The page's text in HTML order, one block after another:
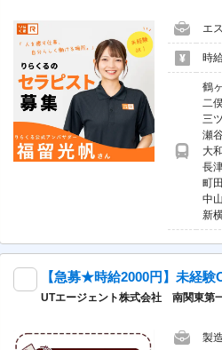
エ
時
鶴
二
三
瀬
大
長
町
中
新
UTエージェント株式会社 南関東第
製